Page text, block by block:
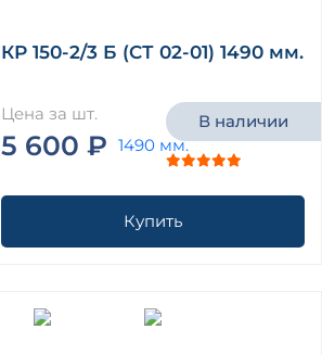
КР 150-2/3 Б (СТ 02-01) 1490 мм.
Цена за шт.
5 600 ₽
В наличии
Купить